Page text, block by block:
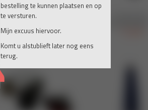
bestelling te kunnen plaatsen en op
te versturen.
Mijn excuus hiervoor.
Komt u alstublieft later nog eens
terug.